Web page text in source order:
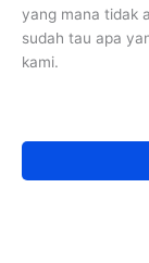
yang mana tidak
sudah tau apa
kami.